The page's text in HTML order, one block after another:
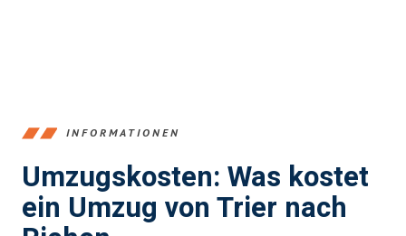
INFORMATIONEN
Umzugskosten: Was kostet
ein Umzug von Trier nach